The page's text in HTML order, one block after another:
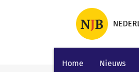
Home Nieuws